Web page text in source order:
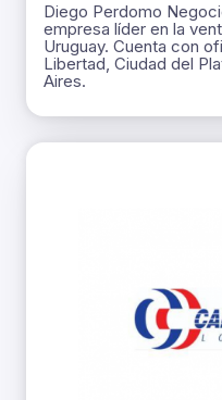
Diego Perdomo
empresa líder en la
Uruguay. Cuenta con
Libertad, Ciudad del
Aires.